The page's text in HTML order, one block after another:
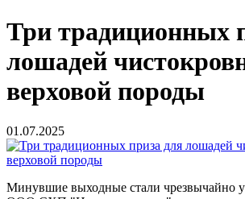
Три традиционных
лошадей
верховой породы
01.07.2025
Минувшие выходные стали чрезвычайно